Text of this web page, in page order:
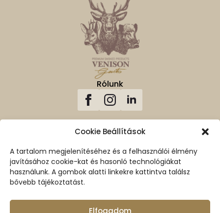
Cookie Beállítások
A tartalom megjelenítéséhez és a felhasználói élmény
javításához cookie-kat és hasonló technológiákat
használunk. A gombok alatti linkekre kattintva találsz
bővebb tájékoztatást.
Elfogadom
Rólunk
Biztonságos vásárlás
100% biztosított SSL kapcsolat
Vissza A Tetejére